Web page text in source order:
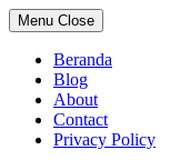
Skip
to
content
Menu Close
Beranda
Blog
About
Contact
Privacy Policy